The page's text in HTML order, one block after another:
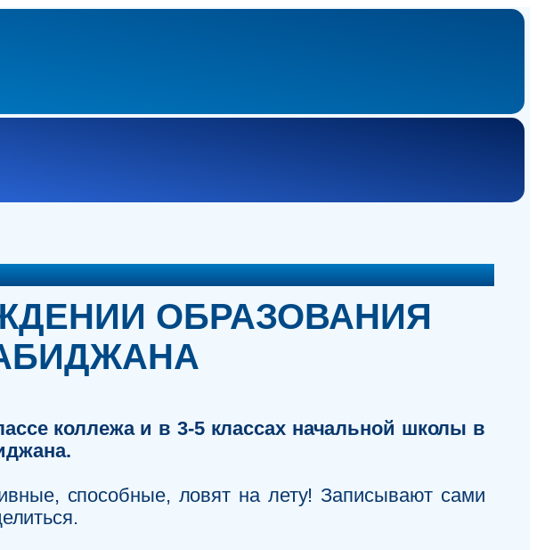
ОБРАЗОВАНИЯ
коллежа и в 3-5 классах начальной школы в
способные, ловят на лету! Записывают сами